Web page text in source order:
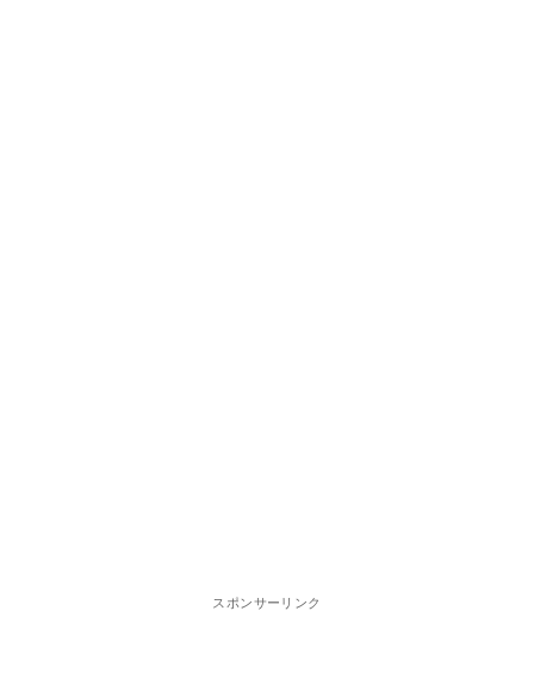
スポンサーリンク